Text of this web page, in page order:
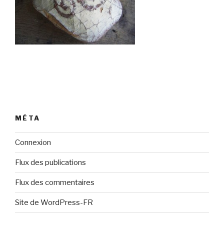
MÉTA
Connexion
Flux des publications
Flux des commentaires
Site de WordPress-FR